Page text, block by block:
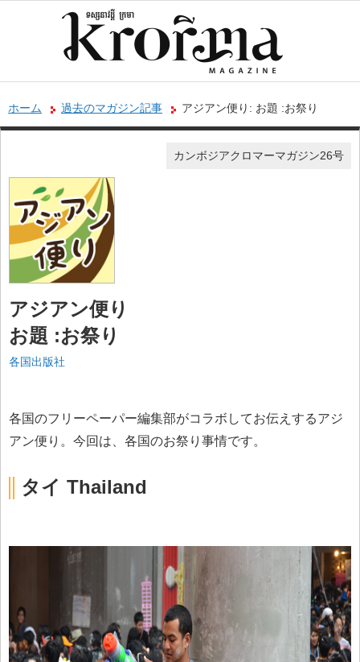
ホーム 過去のマガジン記事 アジアン便り: お題 :お祭り
カンボジアクロマーマガジン26号
アジアン便り
お題 :お祭り
各国出版社
各国のフリーペーパー編集部がコラボしてお伝えするアジ
アン便り。今回は、各国のお祭り事情です。
タイ Thailand